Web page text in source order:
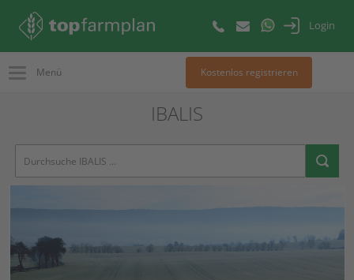
Login
Menü Kostenlos registrieren
IBALIS